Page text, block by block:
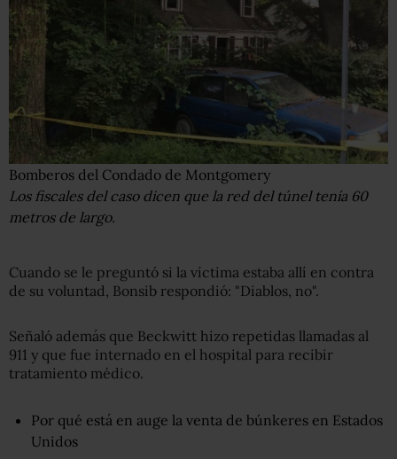
Bomberos del Condado de Montgomery
Los fiscales del caso dicen que la red del túnel tenía 60
metros de largo.
Cuando se le preguntó si la víctima estaba allí en contra
de su voluntad, Bonsib respondió: "Diablos, no".
Señaló además que Beckwitt hizo repetidas llamadas al
911 y que fue internado en el hospital para recibir
tratamiento médico.
Por qué está en auge la venta de búnkeres en Estados
Unidos